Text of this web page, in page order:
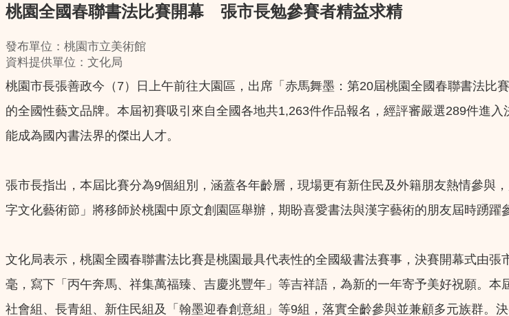
桃園全國春聯書法比賽開幕 張市長勉參賽者精益求精
發布單位：桃園市立美術館
資料提供單位：文化局
桃園市長張善政今（7）日上午前往大園區，出席「赤馬舞墨：第20屆桃園全國春聯書法
的全國性藝文品牌。本屆初賽吸引來自全國各地共1,263件作品報名，經評審嚴選289件進
能成為國內書法界的傑出人才。
張市長指出，本屆比賽分為9個組別，涵蓋各年齡層，現場更有新住民及外籍朋友熱情參與
字文化藝術節」將移師於桃園中原文創園區舉辦，期盼喜愛書法與漢字藝術的朋友屆時踴躍
文化局表示，桃園全國春聯書法比賽是桃園最具代表性的全國級書法賽事，決賽開幕式由
毫，寫下「丙午奔馬、祥集萬福臻、吉慶兆豐年」等吉祥語，為新的一年寄予美好祝願。
社會組、長青組、新住民組及「翰墨迎春創意組」等9組，落實全齡參與並兼顧多元族群。